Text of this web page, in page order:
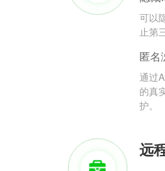
可以
止第
匿名
通过
的真
护。
远